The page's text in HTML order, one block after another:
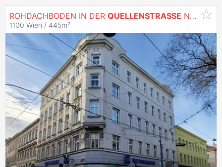
ROHDACHBODEN IN DER QUELLENSTRASSE NÄHE U1 REUMANNPLATZ!
1100 Wien / 445m²